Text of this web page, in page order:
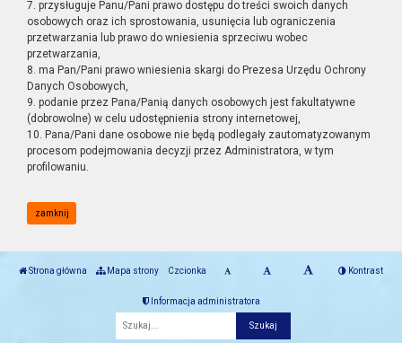
7. przysługuje Panu/Pani prawo dostępu do treści swoich danych
osobowych oraz ich sprostowania, usunięcia lub ograniczenia
przetwarzania lub prawo do wniesienia sprzeciwu wobec
przetwarzania,
8. ma Pan/Pani prawo wniesienia skargi do Prezesa Urzędu Ochrony
Danych Osobowych,
9. podanie przez Pana/Panią danych osobowych jest fakultatywne
(dobrowolne) w celu udostępnienia strony internetowej,
10. Pana/Pani dane osobowe nie będą podlegały zautomatyzowanym
procesom podejmowania decyzji przez Administratora, w tym
profilowaniu.
zamknij
Strona główna Mapa strony Czcionka Kontrast
Informacja administratora